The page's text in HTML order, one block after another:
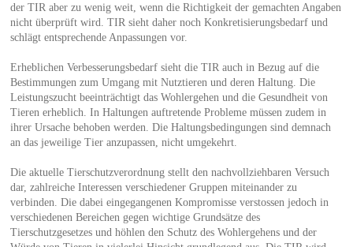
der TIR aber zu wenig weit, wenn die Richtigkeit der gemachten Angaben
nicht überprüft wird. TIR sieht daher noch Konkretisierungsbedarf und
schlägt entsprechende Anpassungen vor.
Erheblichen Verbesserungsbedarf sieht die TIR auch in Bezug auf die
Bestimmungen zum Umgang mit Nutztieren und deren Haltung. Die
Leistungszucht beeinträchtigt das Wohlergehen und die Gesundheit von
Tieren erheblich. In Haltungen auftretende Probleme müssen zudem in
ihrer Ursache behoben werden. Die Haltungsbedingungen sind demnach
an das jeweilige Tier anzupassen, nicht umgekehrt.
Die aktuelle Tierschutzverordnung stellt den nachvollziehbaren Versuch
dar, zahlreiche Interessen verschiedener Gruppen miteinander zu
verbinden. Die dabei eingegangenen Kompromisse verstossen jedoch in
verschiedenen Bereichen gegen wichtige Grundsätze des
Tierschutzgesetzes und höhlen den Schutz des Wohlergehens und der